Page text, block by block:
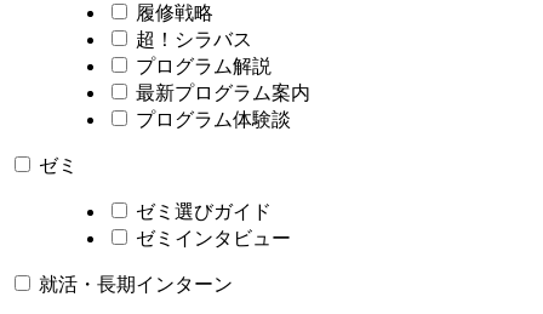
履修戦略
超！シラバス
プログラム解説
最新プログラム案内
プログラム体験談
ゼミ
ゼミ選びガイド
ゼミインタビュー
就活・長期インターン